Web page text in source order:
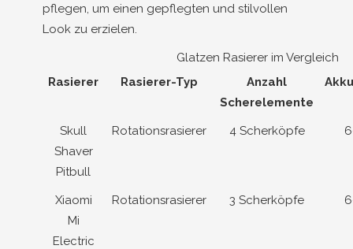
pflegen, um einen gepflegten und stilvollen
Look zu erzielen.
Glatzen Rasierer im Vergleich
Rasierer
Rasierer-Typ
Anzahl
Scherelemente
Skull
Shaver
Pitbull
Rotationsrasierer 4 Scherköpfe
Xiaomi
Mi
Electric
Rotationsrasierer 3 Scherköpfe